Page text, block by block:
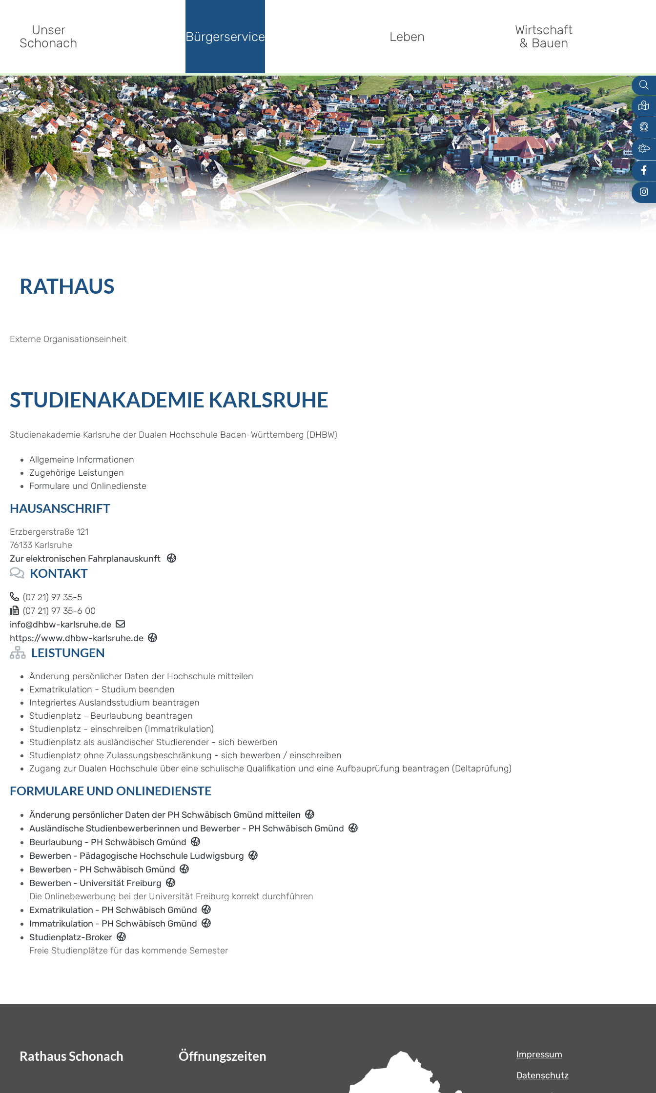
Unser
Schonach
Bürgerservice Leben
Wirtschaft
& Bauen
RATHAUS
Externe Organisationseinheit
STUDIENAKADEMIE KARLSRUHE
Studienakademie Karlsruhe der Dualen Hochschule Baden-Württemberg (DHBW)
Allgemeine Informationen
Zugehörige Leistungen
Formulare und Onlinedienste
HAUSANSCHRIFT
Erzbergerstraße 121
76133 Karlsruhe
Zur elektronischen Fahrplanauskunft
KONTAKT
(07 21) 97 35-5
(07 21) 97 35-6 00
info@dhbw-karlsruhe.de
https://www.dhbw-karlsruhe.de
LEISTUNGEN
Änderung persönlicher Daten der Hochschule mitteilen
Exmatrikulation - Studium beenden
Integriertes Auslandsstudium beantragen
Studienplatz - Beurlaubung beantragen
Studienplatz - einschreiben (Immatrikulation)
Studienplatz als ausländischer Studierender - sich bewerben
Studienplatz ohne Zulassungsbeschränkung - sich bewerben / einschreiben
Zugang zur Dualen Hochschule über eine schulische Qualifikation und eine Aufbauprüfung beantragen (Deltaprüfung)
FORMULARE UND ONLINEDIENSTE
Änderung persönlicher Daten der PH Schwäbisch Gmünd mitteilen
Ausländische Studienbewerberinnen und Bewerber - PH Schwäbisch Gmünd
Beurlaubung - PH Schwäbisch Gmünd
Bewerben - Pädagogische Hochschule Ludwigsburg
Bewerben - PH Schwäbisch Gmünd
Bewerben - Universität Freiburg
Die Onlinebewerbung bei der Universität Freiburg korrekt durchführen
Exmatrikulation - PH Schwäbisch Gmünd
Immatrikulation - PH Schwäbisch Gmünd
Studienplatz-Broker
Freie Studienplätze für das kommende Semester
Rathaus Schonach Öffnungszeiten
Impressum
Datenschutz